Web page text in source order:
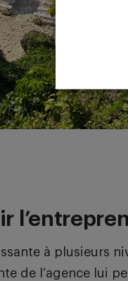
à plusieurs
de l’agence lui